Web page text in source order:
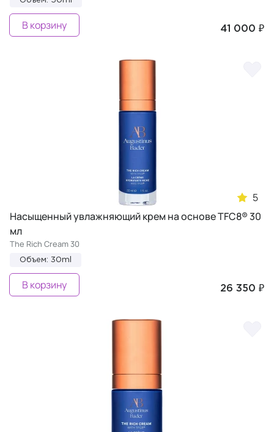
41 000 ₽
В корзину
5
Насыщенный увлажняющий крем на основе TFC8® 30
мл
The Rich Cream 30
Объем: 30ml
26 350 ₽
В корзину